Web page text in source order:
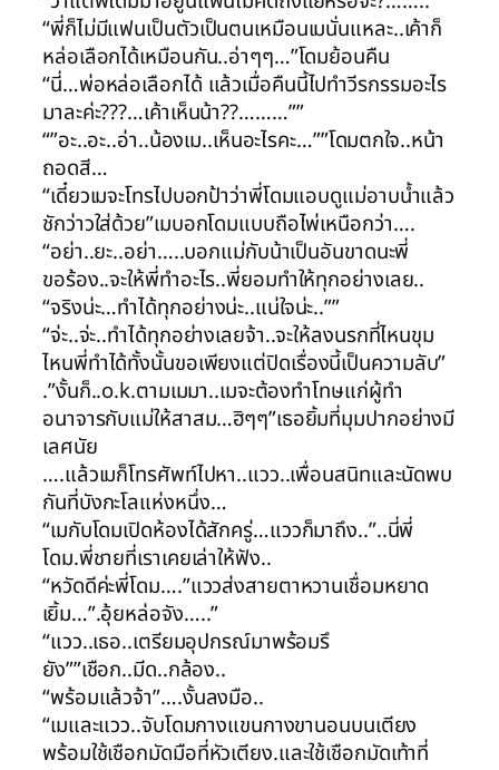
“พี่ก็ไม่มีแฟนเป็นตัวเป็นตนเหมือนเมนั่นแหละ..เค้าก็
หล่อเลือกได้เหมือนกัน..อ่าๆๆ…”โดมย้อนคืน
“นี่…พ่อหล่อเลือกได้ แล้วเมื่อคืนนี้ไปทำวีรกรรมอะไร
มาละค่ะ???…เค้าเห็นน้า??………””
“”อะ..อะ..อ่า..น้องเม..เห็นอะไรคะ…””โดมตกใจ..หน้า
ถอดสี…
“เดี๋ยวเมจะโทรไปบอกป้าว่าพี่โดมแอบดูแม่อาบน้ำแล้ว
ชักว่าวใส่ด้วย”เมบอกโดมแบบถือไพ่เหนือกว่า….
“อย่า..ยะ..อย่า…..บอกแม่กับน้าเป็นอันขาดนะพี่
ขอร้อง..จะให้พี่ทำอะไร..พี่ยอมทำให้ทุกอย่างเลย..
“จริงน่ะ…ทำได้ทุกอย่างน่ะ..แน่ใจน่ะ..””
“จ่ะ..จ่ะ..ทำได้ทุกอย่างเลยจ้า..จะให้ลงนรกที่ไหนขุม
ไหนพี่ทำได้ทั้งนั้นขอเพียงแต่ปิดเรื่องนี้เป็นความลับ”
.”งั้นก็..o.k.ตามเมมา..เมจะต้องทำโทษแก่ผู้ทำ
อนาจารกับแม่ให้สาสม…ฮิๆๆ”เธอยิ้มที่มุมปากอย่างมี
เลศนัย
….แล้วเมก็โทรศัพท์ไปหา..แวว..เพื่อนสนิทและนัดพบ
กันที่บังกะโลแห่งหนึ่ง…
“เมกับโดมเปิดห้องได้สักครู่…แววก็มาถึง..”..นี่พี่
โดม.พี่ชายที่เราเคยเล่าให้ฟัง..
“หวัดดีค่ะพี่โดม….”แววส่งสายตาหวานเชื่อมหยาด
เยิ้ม…”.อุ้ยหล่อจัง…..”
“แวว..เธอ..เตรียมอุปกรณ์มาพร้อมรึ
ยัง””เชือก..มีด..กล้อง..
“พร้อมแล้วจ้า”….งั้นลงมือ..
“เมและแวว..จับโดมกางแขนกางขานอนบนเตียง
พร้อมใช้เชือกมัดมือที่หัวเตียง.และใช้เชือกมัดเท้าที่